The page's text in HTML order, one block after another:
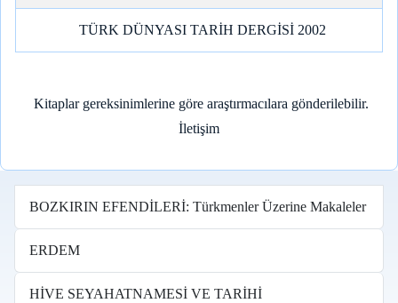
TÜRK DÜNYASI TARİH DERGİSİ 2002
Kitaplar gereksinimlerine göre araştırmacılara gönderilebilir.
İletişim
BOZKIRIN EFENDİLERİ: Türkmenler Üzerine Makaleler
ERDEM
HİVE SEYAHATNAMESİ VE TARİHİ